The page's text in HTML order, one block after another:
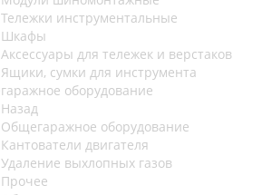
Тележки инструментальные
Шкафы
Аксессуары для тележек и верстаков
Ящики, сумки для инструмента
оборудование
Назад
Общегаражное оборудование
Кантователи двигателя
Удаление выхлопных газов
Прочее